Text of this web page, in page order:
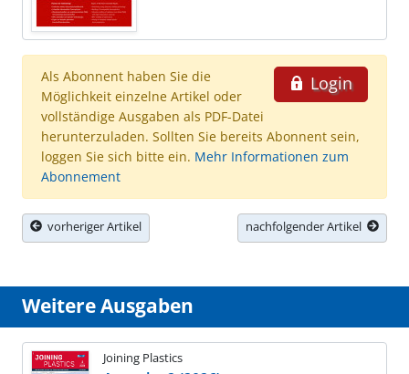
Login
Als Abonnent haben Sie die
Möglichkeit einzelne Artikel oder
vollständige Ausgaben als PDF-Datei
herunterzuladen. Sollten Sie bereits Abonnent sein,
loggen Sie sich bitte ein. Mehr Informationen zum
Abonnement
vorheriger Artikel nachfolgender Artikel
Weitere Ausgaben
Joining Plastics